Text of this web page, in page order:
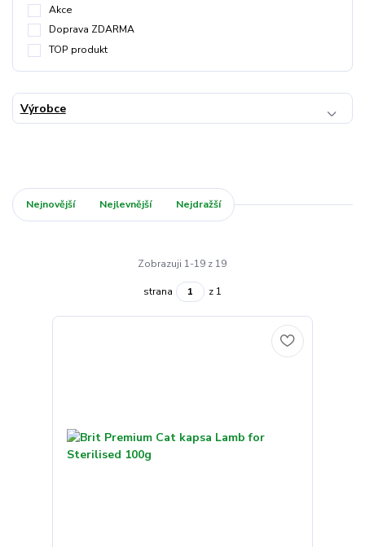
Akce
Doprava ZDARMA
TOP produkt
Výrobce
Nejnovější Nejlevnější Nejdražší
Zobrazuji 1-19 z 19
strana z 1